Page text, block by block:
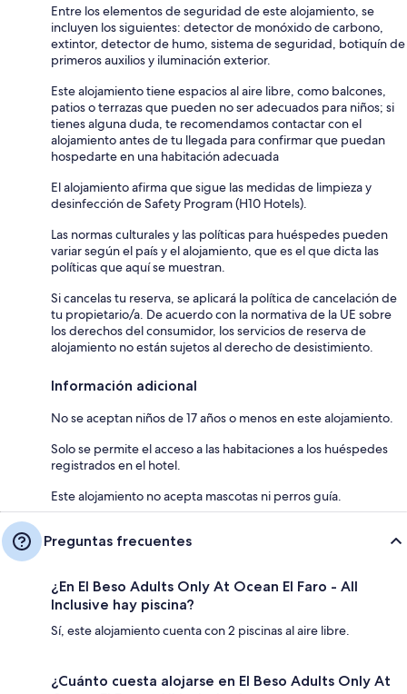
Entre los elementos de seguridad de este alojamiento, se
incluyen los siguientes: detector de monóxido de carbono,
extintor, detector de humo, sistema de seguridad, botiquín de
primeros auxilios y iluminación exterior.
Este alojamiento tiene espacios al aire libre, como balcones,
patios o terrazas que pueden no ser adecuados para niños; si
tienes alguna duda, te recomendamos contactar con el
alojamiento antes de tu llegada para confirmar que puedan
hospedarte en una habitación adecuada
El alojamiento afirma que sigue las medidas de limpieza y
desinfección de Safety Program (H10 Hotels).
Las normas culturales y las políticas para huéspedes pueden
variar según el país y el alojamiento, que es el que dicta las
políticas que aquí se muestran.
Si cancelas tu reserva, se aplicará la política de cancelación de
tu propietario/a. De acuerdo con la normativa de la UE sobre
los derechos del consumidor, los servicios de reserva de
alojamiento no están sujetos al derecho de desistimiento.
Información adicional
No se aceptan niños de 17 años o menos en este alojamiento.
Solo se permite el acceso a las habitaciones a los huéspedes
registrados en el hotel.
Este alojamiento no acepta mascotas ni perros guía.
Preguntas frecuentes
¿En El Beso Adults Only At Ocean El Faro - All
Inclusive hay piscina?
Sí, este alojamiento cuenta con 2 piscinas al aire libre.
¿Cuánto cuesta alojarse en El Beso Adults Only At